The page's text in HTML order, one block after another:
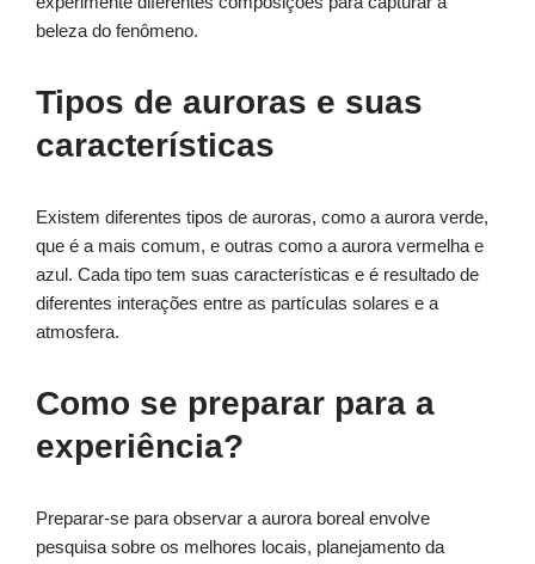
beleza do fenômeno.
Tipos de auroras e suas
características
Existem diferentes tipos de auroras, como a aurora verde,
que é a mais comum, e outras como a aurora vermelha e
azul. Cada tipo tem suas características e é resultado de
diferentes interações entre as partículas solares e a
atmosfera.
Como se preparar para a
experiência?
Preparar-se para observar a aurora boreal envolve
pesquisa sobre os melhores locais, planejamento da